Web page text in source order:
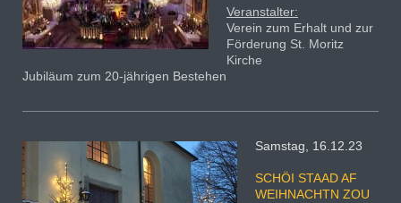
Veranstalter:
Verein zum Erhalt und zur
Förderung St. Moritz
Kirche
Jubiläum zum 20-jährigen Bestehen
Samstag, 16.12.23
SCHÖI STAAD AF
WEIHNACHTN ZOU